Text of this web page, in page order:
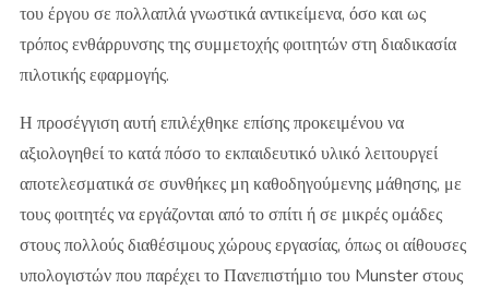
του έργου σε πολλαπλά γνωστικά αντικείμενα, όσο και ως
τρόπος ενθάρρυνσης της συμμετοχής φοιτητών στη διαδικασία
πιλοτικής εφαρμογής.
Η προσέγγιση αυτή επιλέχθηκε επίσης προκειμένου να
αξιολογηθεί το κατά πόσο το εκπαιδευτικό υλικό λειτουργεί
αποτελεσματικά σε συνθήκες μη καθοδηγούμενης μάθησης, με
τους φοιτητές να εργάζονται από το σπίτι ή σε μικρές ομάδες
στους πολλούς διαθέσιμους χώρους εργασίας, όπως οι αίθουσες
υπολογιστών που παρέχει το Πανεπιστήμιο του Munster στους